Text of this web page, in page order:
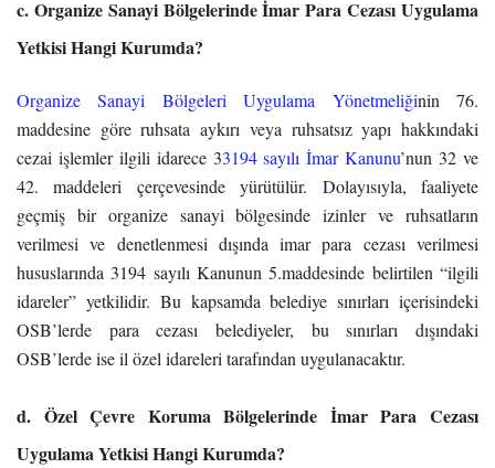
c. Organize Sanayi Bölgelerinde İmar Para Cezası Uygulama
Yetkisi Hangi Kurumda?
Organize Sanayi Bölgeleri Uygulama Yönetmeliğinin 76.
maddesine göre ruhsata aykırı veya ruhsatsız yapı hakkındaki
cezai işlemler ilgili idarece 33194 sayılı İmar Kanunu’nun 32 ve
42. maddeleri çerçevesinde yürütülür. Dolayısıyla, faaliyete
geçmiş bir organize sanayi bölgesinde izinler ve ruhsatların
verilmesi ve denetlenmesi dışında imar para cezası verilmesi
hususlarında 3194 sayılı Kanunun 5.maddesinde belirtilen “ilgili
idareler” yetkilidir. Bu kapsamda belediye sınırları içerisindeki
OSB’lerde para cezası belediyeler, bu sınırları dışındaki
OSB’lerde ise il özel idareleri tarafından uygulanacaktır.
d. Özel Çevre Koruma Bölgelerinde İmar Para Cezası
Uygulama Yetkisi Hangi Kurumda?